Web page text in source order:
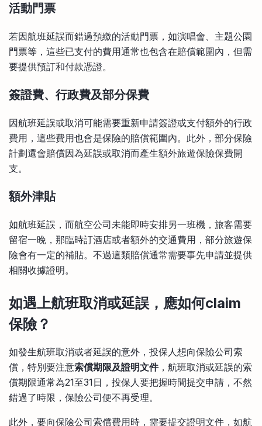
活動門票
若因航班延誤而錯過預繳的活動門票，如演唱會、主題公園
門票等，這些已支付的費用通常也包含在賠償範圍內，但需
要提供預訂和付款憑證。
簽證費、行政費及部分保費
因航班延誤或取消可能需要重新申請簽證或支付額外的行政
費用，這些費用也會是保險的賠償範圍內。此外，部分保險
計劃還會賠償因為延誤或取消而產生額外旅遊保險保費開
支。
額外津貼
如航班延誤，而航空公司未能即時安排另一班機，旅客需要
留宿一晚，那臨時訂酒店或者額外的交通費用，部分旅遊保
險會有一定的補貼。不過這類賠償通常需要事先申請並提供
相關收據證明。
如遇上航班取消或延誤，應如何claim
保險？
如發生航班取消或者延誤的意外，投保人想向保險公司索
償，特別要注意索償期限及證明文件，航班取消或延誤的索
償期限通常為21至31日，投保人要把握時間提交申請，不然
錯過了時限，保險公司便不再受理。
此外，要向保險公司索償費用時，需要提交證明文件，如航